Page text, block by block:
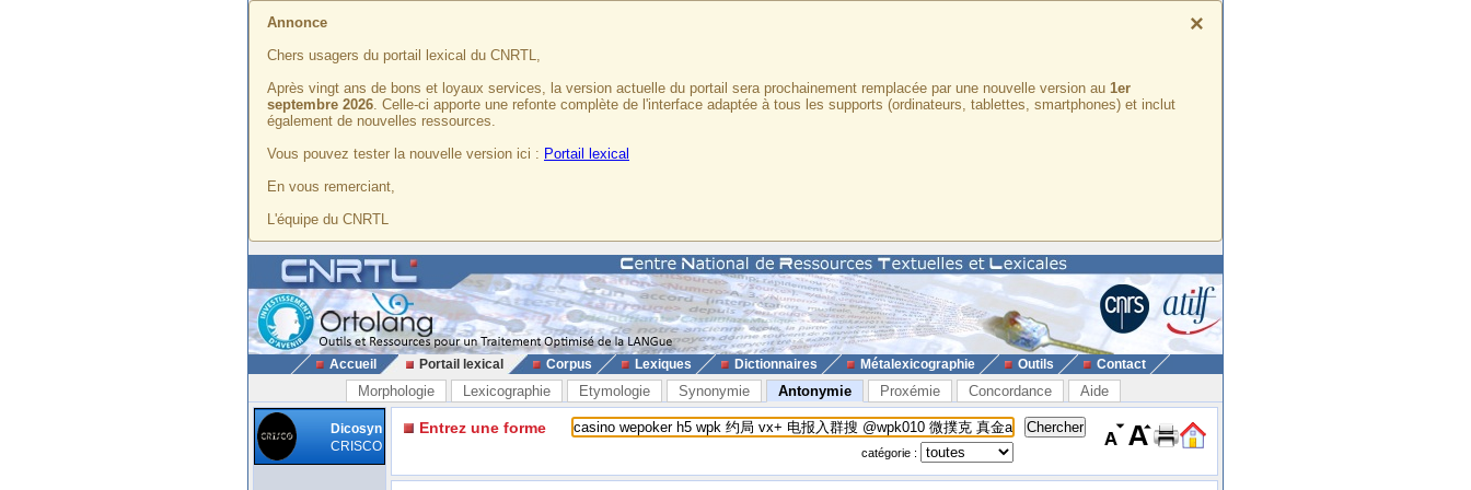
×
Annonce
Chers usagers du portail lexical du CNRTL,
Après vingt ans de bons et loyaux services, la version actuelle du portail sera prochainement remplacée par une nouvelle version au 1er
septembre 2026. Celle-ci apporte une refonte complète de l'interface adaptée à tous les supports (ordinateurs, tablettes, smartphones) et inclut
également de nouvelles ressources.
Vous pouvez tester la nouvelle version ici : Portail lexical
En vous remerciant,
L'équipe du CNRTL
Accueil Portail lexical Corpus Lexiques Dictionnaires Métalexicographie Outils Contact
Morphologie Lexicographie Etymologie Synonymie Antonymie Proxémie Concordance Aide
Dicosyn
CRISCO
Entrez une forme
catégorie :